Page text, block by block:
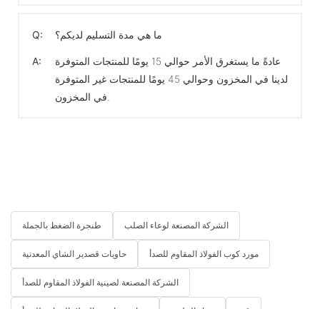
Q: ما هي مدة التسليم لديكم؟
A:
عادةً ما يستغرق الأمر حوالي 15 يومًا للمنتجات المتوفرة
لدينا في المخزون وحوالي 45 يومًا للمنتجات غير المتوفرة
طنجرة الضغط بالجملة الشركة المصنعة لوعاء الصلب
حاويات قصدير الشاي المعدنية مورد كوب الفولاذ المقاوم للصدأ
الشركة المصنعة لصينية الفولاذ المقاوم للصدأ